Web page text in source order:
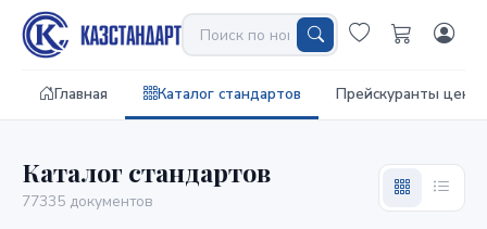
Главная Каталог стандартов Прейскуранты цен
Каталог стандартов
77335 документов